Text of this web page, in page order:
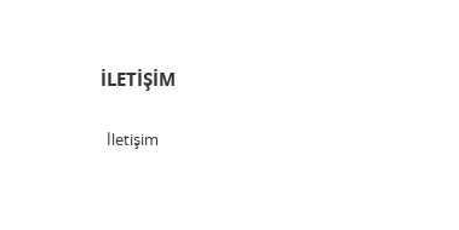
İLETİŞİM
İletişim